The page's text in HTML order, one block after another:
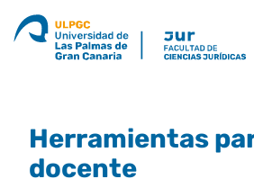
Saltar
titulaciones
Herramientas
docente